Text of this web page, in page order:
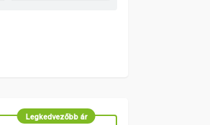
Legkedvezőbb ár